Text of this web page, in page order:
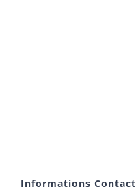
Informations Contact